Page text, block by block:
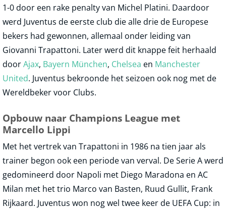
1-0 door een rake penalty van Michel Platini. Daardoor
werd Juventus de eerste club die alle drie de Europese
bekers had gewonnen, allemaal onder leiding van
Giovanni Trapattoni. Later werd dit knappe feit herhaald
doorAjax, Bayern München, Chelsea en Manchester
United. Juventus bekroonde het seizoen ook nog met de
Wereldbeker voor Clubs.
Opbouw naar Champions League met
Marcello Lippi
Met het vertrek van Trapattoni in 1986 na tien jaar als
trainer begon ook een periode van verval. De Serie A werd
gedomineerd door Napoli met Diego Maradona en AC
Milan met het trio Marco van Basten, Ruud Gullit, Frank
Rijkaard. Juventus won nog wel twee keer de UEFA Cup: in